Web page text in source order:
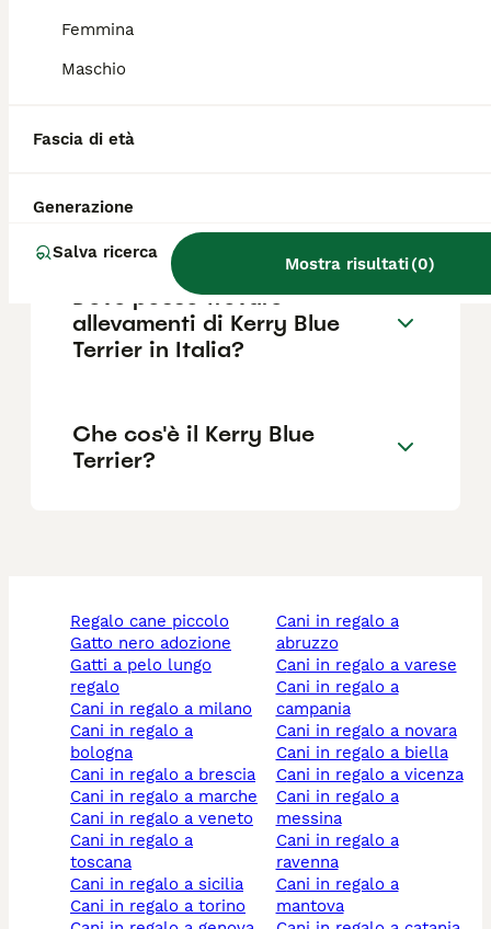
Femmina
Maschio
Fascia di età
Generazione
Salva ricerca
Mostra risultati(0)
Quanto costa un Kerry Blue
Kerry Blue Terrier?
Dove posso trovare
allevamenti di Kerry Blue
Terrier in Italia?
Che cos'è il Kerry Blue
Terrier?
regalo cane piccolo
gatto nero adozione
gatti a pelo lungo
regalo
cani in regalo a milano
cani in regalo a
bologna
cani in regalo a brescia
cani in regalo a marche
cani in regalo a veneto
cani in regalo a
toscana
cani in regalo a sicilia
cani in regalo a torino
cani in regalo a
abruzzo
cani in regalo a varese
cani in regalo a
campania
cani in regalo a novara
cani in regalo a biella
cani in regalo a vicenza
cani in regalo a
messina
cani in regalo a
ravenna
cani in regalo a
mantova